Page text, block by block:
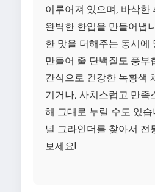
이루어져 있으며, 바삭한
완벽한 한입을 만들어냅
한 맛을 더해주는 동시에
만들어 줄 단백질도 풍부
간식으로 건강한 녹황색
기거나, 사치스럽고 만족
해 그대로 누릴 수도 있
널 그라인더를 찾아서 전
보세요!